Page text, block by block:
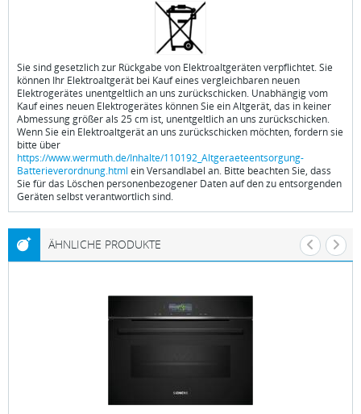
Sie sind gesetzlich zur Rückgabe von Elektroaltgeräten verpflichtet. Sie
können Ihr Elektroaltgerät bei Kauf eines vergleichbaren neuen
Elektrogerätes unentgeltlich an uns zurückschicken. Unabhängig vom
Kauf eines neuen Elektrogerätes können Sie ein Altgerät, das in keiner
Abmessung größer als 25 cm ist, unentgeltlich an uns zurückschicken.
Wenn Sie ein Elektroaltgerät an uns zurückschicken möchten, fordern sie
bitte über
https://www.wermuth.de/Inhalte/110192_Altgeraeteentsorgung-
Batterieverordnung.html ein Versandlabel an. Bitte beachten Sie, dass
Sie für das Löschen personenbezogener Daten auf den zu entsorgenden
Geräten selbst verantwortlich sind.
ÄHNLICHE PRODUKTE